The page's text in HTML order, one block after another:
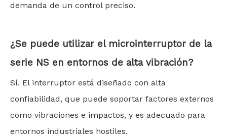
demanda de un control preciso.
¿Se puede utilizar el microinterruptor de la
serie NS en entornos de alta vibración?
Sí. El interruptor está diseñado con alta
confiabilidad, que puede soportar factores externos
como vibraciones e impactos, y es adecuado para
entornos industriales hostiles.